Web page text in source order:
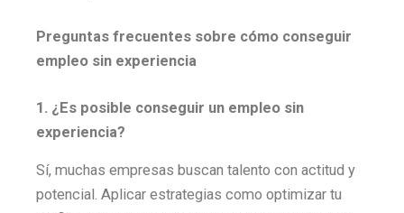
Preguntas frecuentes sobre cómo conseguir
empleo sin experiencia
1. ¿Es posible conseguir un empleo sin
experiencia?
Sí, muchas empresas buscan talento con actitud y
potencial. Aplicar estrategias como optimizar tu